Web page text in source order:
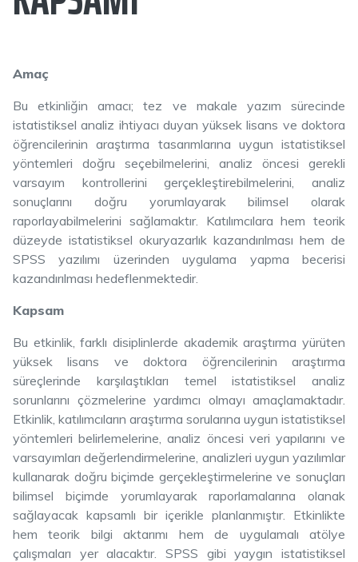
Amaç
Bu etkinliğin amacı; tez ve makale yazım sürecinde
istatistiksel analiz ihtiyacı duyan yüksek lisans ve doktora
öğrencilerinin araştırma tasarımlarına uygun istatistiksel
yöntemleri doğru seçebilmelerini, analiz öncesi gerekli
varsayım kontrollerini gerçekleştirebilmelerini, analiz
sonuçlarını doğru yorumlayarak bilimsel olarak
raporlayabilmelerini sağlamaktır. Katılımcılara hem teorik
düzeyde istatistiksel okuryazarlık kazandırılması hem de
SPSS yazılımı üzerinden uygulama yapma becerisi
kazandırılması hedeflenmektedir.
Kapsam
Bu etkinlik, farklı disiplinlerde akademik araştırma yürüten
yüksek lisans ve doktora öğrencilerinin araştırma
süreçlerinde karşılaştıkları temel istatistiksel analiz
sorunlarını çözmelerine yardımcı olmayı amaçlamaktadır.
Etkinlik, katılımcıların araştırma sorularına uygun istatistiksel
yöntemleri belirlemelerine, analiz öncesi veri yapılarını ve
varsayımları değerlendirmelerine, analizleri uygun yazılımlar
kullanarak doğru biçimde gerçekleştirmelerine ve sonuçları
bilimsel biçimde yorumlayarak raporlamalarına olanak
sağlayacak kapsamlı bir içerikle planlanmıştır. Etkinlikte
hem teorik bilgi aktarımı hem de uygulamalı atölye
çalışmaları yer alacaktır. SPSS gibi yaygın istatistiksel